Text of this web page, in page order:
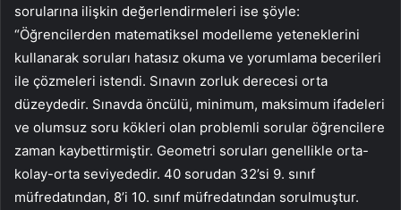
sorularına ilişkin değerlendirmeleri ise şöyle:
“Öğrencilerden matematiksel modelleme yeteneklerini
kullanarak soruları hatasız okuma ve yorumlama becerileri
ile çözmeleri istendi. Sınavın zorluk derecesi orta
düzeydedir. Sınavda öncülü, minimum, maksimum ifadeleri
ve olumsuz soru kökleri olan problemli sorular öğrencilere
zaman kaybettirmiştir. Geometri soruları genellikle orta-
kolay-orta seviyededir. 40 sorudan 32’si 9. sınıf
müfredatından, 8’i 10. sınıf müfredatından sorulmuştur.